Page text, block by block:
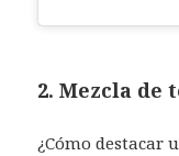
2. Mezcla de
¿Cómo destacar